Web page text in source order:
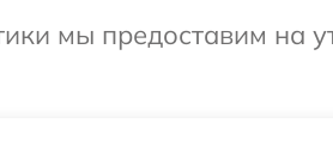
мы предоставим на